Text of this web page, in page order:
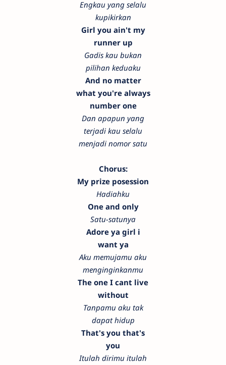
Engkau yang selalu
kupikirkan
Girl you ain't my
runner up
Gadis kau bukan
pilihan keduaku
And no matter
what you're always
number one
Dan apapun yang
terjadi kau selalu
menjadi nomor satu
Chorus:
My prize posession
Hadiahku
One and only
Satu-satunya
Adore ya girl i
want ya
Aku memujamu aku
menginginkanmu
The one I cant live
without
Tanpamu aku tak
dapat hidup
That's you that's
you
Itulah dirimu itulah